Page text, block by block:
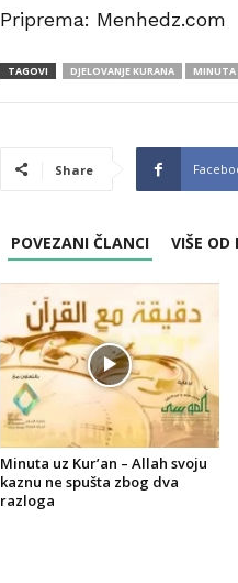
Priprema: Menhedz.com
TAGOVI DJELOVANJE KURANA MINUTA
Share
POVEZANI ČLANCI VIŠE OD
Minuta uz Kur’an – Allah svoju
kaznu ne spušta zbog dva
razloga